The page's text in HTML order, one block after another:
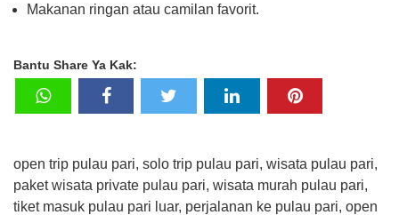
Makanan ringan atau camilan favorit.
Bantu Share Ya Kak:
open trip pulau pari, solo trip pulau pari, wisata pulau pari,
paket wisata private pulau pari, wisata murah pulau pari,
tiket masuk pulau pari luar, perjalanan ke pulau pari, open